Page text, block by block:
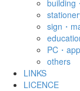
building
sign・
PC・
others
LINKS
LICENCE